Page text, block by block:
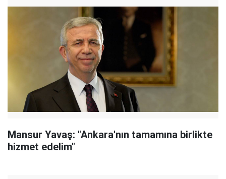
Mansur Yavaş: "Ankara'nın tamamına birlikte
hizmet edelim"